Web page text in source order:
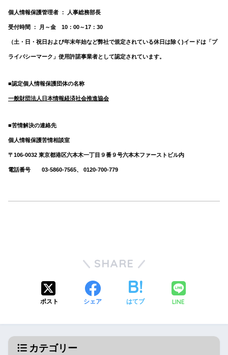
個人情報保護管理者 ： 人事総務部長
受付時間 ： 月～金 10：00～17：30
（土・日・祝日および年末年始など弊社で規定されている休日は除く)イードは「プ
ライバシーマーク」使用許諾事業者として認定されています。
■認定個人情報保護団体の名称
一般財団法人日本情報経済社会推進協会
■苦情解決の連絡先
個人情報保護苦情相談室
〒106-0032 東京都港区六本木一丁目９番９号六本木ファーストビル内
電話番号 03-5860-7565、 0120-700-779
SHARE
ポスト シェア はてブ LINE
カテゴリー